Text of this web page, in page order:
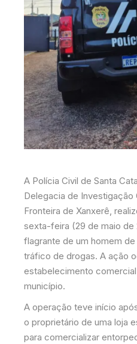
A Polícia Civil de Santa
Delegacia de Investigação
Fronteira de Xanxerê,
sexta-feira (29 de maio de
flagrante de um homem
tráfico de drogas. A ação
estabelecimento
município.
A operação teve início
o proprietário de uma loja
para comercializar